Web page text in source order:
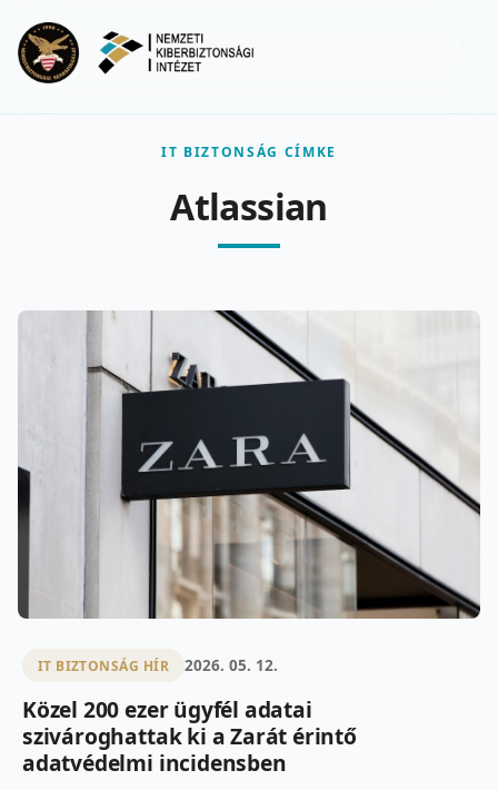
IT BIZTONSÁG CÍMKE
Atlassian
IT BIZTONSÁG HÍR 2026. 05. 12.
Közel 200 ezer ügyfél adatai
szivároghattak ki a Zarát érintő
adatvédelmi incidensben